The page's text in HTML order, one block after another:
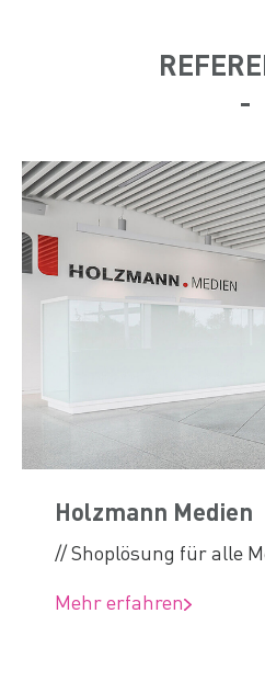
Holzmann Medien
// Shoplösung für alle
Mehr erfahren